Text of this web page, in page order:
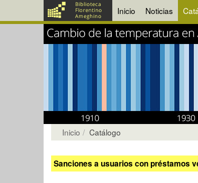
Inicio Noticias
Inicio Catálogo
Sanciones a usuarios con préstamos